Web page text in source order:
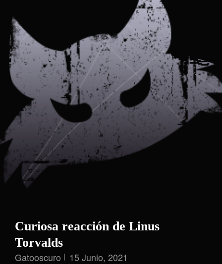
Satánica
Curiosa reacción de Linus
Torvalds
Gatooscuro 15 Junio, 2021